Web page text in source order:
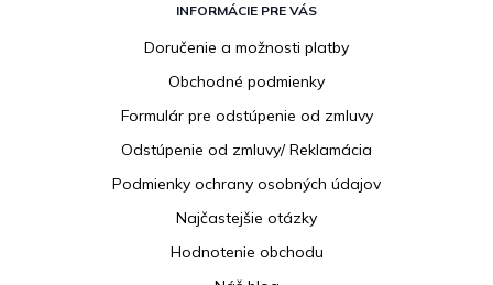
INFORMÁCIE PRE VÁS
Doručenie a možnosti platby
Obchodné podmienky
Formulár pre odstúpenie od zmluvy
Odstúpenie od zmluvy/ Reklamácia
Podmienky ochrany osobných údajov
Najčastejšie otázky
Hodnotenie obchodu